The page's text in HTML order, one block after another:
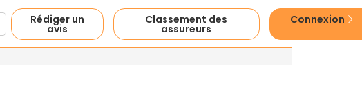
Rédiger un
avis
Classement des
assureurs
Connexion